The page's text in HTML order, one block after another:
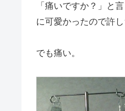
「痛いですか？」と
に可愛かったので許し
でも痛い。